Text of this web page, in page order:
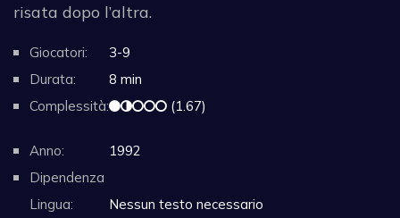
risata dopo l’altra.
Giocatori:
3-9
Durata:
8 min
Complessità:
(1.67)
Anno:
1992
Dipendenza
Lingua:
Nessun testo necessario